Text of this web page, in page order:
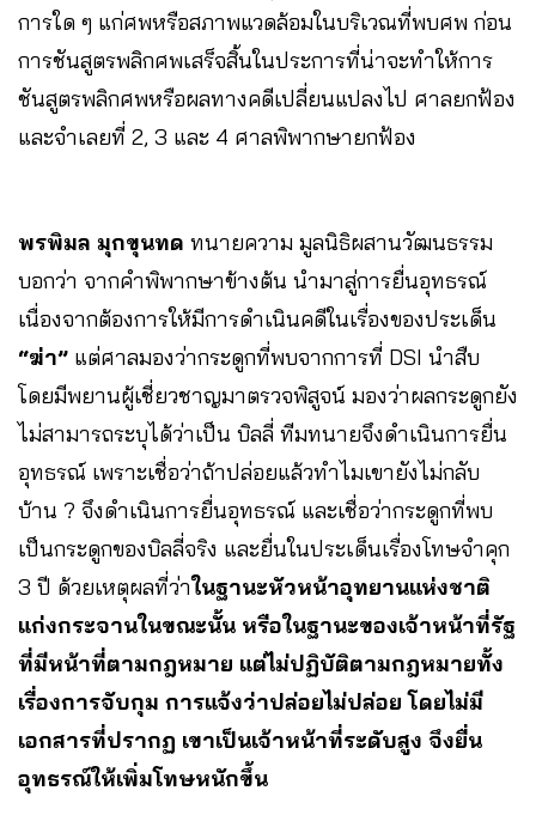
การใด ๆ แก่ศพหรือสภาพแวดล้อมในบริเวณที่พบศพ ก่อน
การชันสูตรพลิกศพเสร็จสิ้นในประการที่น่าจะทำให้การ
ชันสูตรพลิกศพหรือผลทางคดีเปลี่ยนแปลงไป ศาลยกฟ้อง
และจำเลยที่ 2, 3 และ 4 ศาลพิพากษายกฟ้อง
พรพิมล มุกขุนทด ทนายความ มูลนิธิผสานวัฒนธรรม
บอกว่า จากคำพิพากษาข้างต้น นำมาสู่การยื่นอุทธรณ์
เนื่องจากต้องการให้มีการดำเนินคดีในเรื่องของประเด็น
“ฆ่า” แต่ศาลมองว่ากระดูกที่พบจากการที่ DSI นำสืบ
โดยมีพยานผู้เชี่ยวชาญมาตรวจพิสูจน์ มองว่าผลกระดูกยัง
ไม่สามารถระบุได้ว่าเป็น บิลลี่ ทีมทนายจึงดำเนินการยื่น
อุทธรณ์ เพราะเชื่อว่าถ้าปล่อยแล้วทำไมเขายังไม่กลับ
บ้าน ? จึงดำเนินการยื่นอุทธรณ์ และเชื่อว่ากระดูกที่พบ
เป็นกระดูกของบิลลี่จริง และยื่นในประเด็นเรื่องโทษจำคุก
3 ปี ด้วยเหตุผลที่ว่าในฐานะหัวหน้าอุทยานแห่งชาติ
แก่งกระจานในขณะนั้น หรือในฐานะของเจ้าหน้าที่รัฐ
ที่มีหน้าที่ตามกฎหมาย แต่ไม่ปฏิบัติตามกฎหมายทั้ง
เรื่องการจับกุม การแจ้งว่าปล่อยไม่ปล่อย โดยไม่มี
เอกสารที่ปรากฏ เขาเป็นเจ้าหน้าที่ระดับสูง จึงยื่น
อุทธรณ์ให้เพิ่มโทษหนักขึ้น